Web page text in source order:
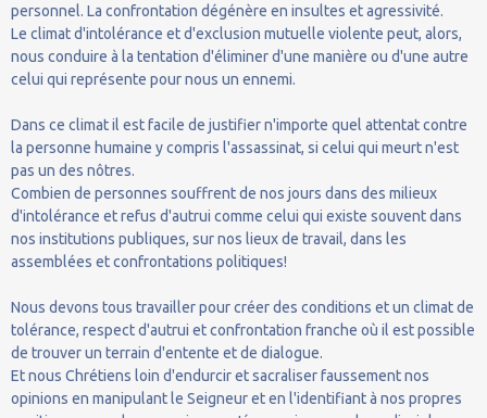
personnel. La confrontation dégénère en insultes et agressivité.
Le climat d'intolérance et d'exclusion mutuelle violente peut, alors,
nous conduire à la tentation d'éliminer d'une manière ou d'une autre
celui qui représente pour nous un ennemi.
Dans ce climat il est facile de justifier n'importe quel attentat contre
la personne humaine y compris l'assassinat, si celui qui meurt n'est
pas un des nôtres.
Combien de personnes souffrent de nos jours dans des milieux
d'intolérance et refus d'autrui comme celui qui existe souvent dans
nos institutions publiques, sur nos lieux de travail, dans les
assemblées et confrontations politiques!
Nous devons tous travailler pour créer des conditions et un climat de
tolérance, respect d'autrui et confrontation franche où il est possible
de trouver un terrain d'entente et de dialogue.
Et nous Chrétiens loin d'endurcir et sacraliser faussement nos
opinions en manipulant le Seigneur et en l'identifiant à nos propres